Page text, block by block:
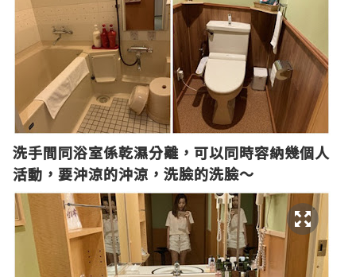
洗手間同浴室係乾濕分離，可以同時容納幾個人
活動，要沖涼的沖涼，洗臉的洗臉～